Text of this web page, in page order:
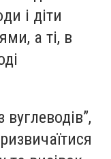
і діти
а ті, в
вуглеводів”,